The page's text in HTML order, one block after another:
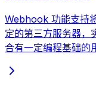
Webhook 功能支持
定的第三方服务器，
合有一定编程基础的